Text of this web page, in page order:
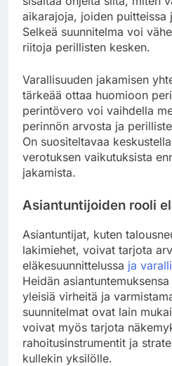
aikarajoja, joiden puitteissa
Selkeä suunnitelma voi
riitoja perillisten kesken.
Varallisuuden jakamisen
tärkeää ottaa huomioon
perintövero voi vaihdella
perinnön arvosta ja
On suositeltavaa
verotuksen vaikutuksista
jakamista.
Asiantuntijoiden rooli
Asiantuntijat, kuten
lakimiehet, voivat tarjota
eläkesuunnittelussa ja
Heidän
yleisiä virheitä ja
suunnitelmat ovat lain
voivat myös tarjota
rahoitusinstrumentit ja
kullekin yksilölle.